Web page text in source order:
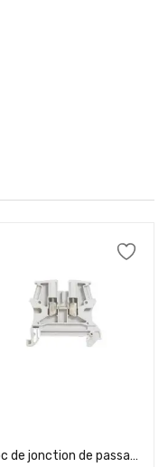
Bloc de jonction de passage à vis Viking3 avec 1 jonction 1 entrée 1 sortie section 35mm² – pas 15mm – gris